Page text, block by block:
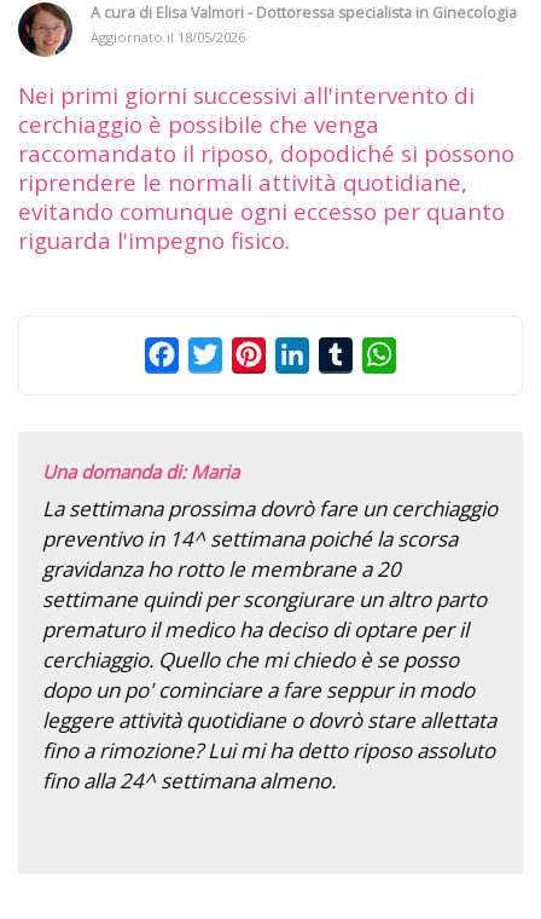
A cura di Elisa Valmori - Dottoressa specialista in Ginecologia
Aggiornato il 18/05/2026
Nei primi giorni successivi all'intervento di
cerchiaggio è possibile che venga
raccomandato il riposo, dopodiché si possono
riprendere le normali attività quotidiane,
evitando comunque ogni eccesso per quanto
riguarda l'impegno fisico.
FacebookTwitterPinterestLinkedInTumblr
Una domanda di: Maria
La settimana prossima dovrò fare un cerchiaggio
preventivo in 14^ settimana poiché la scorsa
gravidanza ho rotto le membrane a 20
settimane quindi per scongiurare un altro parto
prematuro il medico ha deciso di optare per il
cerchiaggio. Quello che mi chiedo è se posso
dopo un po' cominciare a fare seppur in modo
leggere attività quotidiane o dovrò stare allettata
fino a rimozione? Lui mi ha detto riposo assoluto
fino alla 24^ settimana almeno.